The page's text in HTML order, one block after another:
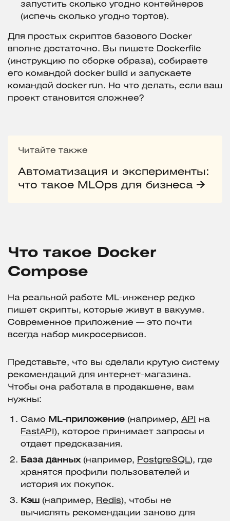
запустить сколько угодно контейнеров
(испечь сколько угодно тортов).
Для простых скриптов базового Docker
вполне достаточно. Вы пишете Dockerfile
(инструкцию по сборке образа), собираете
его командой docker build и запускаете
командой docker run. Но что делать, если ваш
проект становится сложнее?
Читайте также
Автоматизация и эксперименты:
что такое MLOps для бизнеса
Что такое Docker
Compose
На реальной работе ML-инженер редко
пишет скрипты, которые живут в вакууме.
Современное приложение — это почти
всегда набор микросервисов.
Представьте, что вы сделали крутую систему
рекомендаций для интернет-магазина.
Чтобы она работала в продакшене, вам
нужны:
Само ML-приложение (например, API
на
FastAPI ), которое принимает запросы и
отдает предсказания.
База данных(например, PostgreSQL), где
хранятся профили пользователей и
история их покупок.
Кэш (например, Redis), чтобы не
вычислять рекомендации заново для